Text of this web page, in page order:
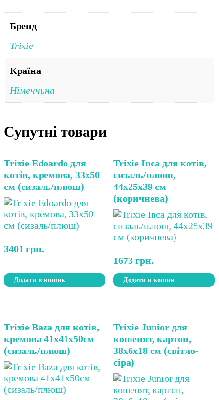
Бренд
Trixie
Країна
Німеччина
Супутні товари
Trixie Edoardo для
котів, кремова, 33х50
см (сизаль/плюш)
3401 грн.
Додати в кошик
Trixie Inca для котів,
сизаль/плюш,
44х25х39 см
(коричнева)
1673 грн.
Додати в кошик
Trixie Baza для котів,
кремова 41х41х50см
(сизаль/плюш)
Trixie Junior для
кошенят, картон,
38х6х18 см (світло-
сіра)